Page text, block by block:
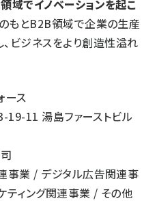
域でイノベーションを起こ
のもとB2B領域で企業の生産
ビジネスをより創造性溢れ
ース
19-11 湯島ファーストビル
事業 / デジタル広告関連事
ティング関連事業 / その他